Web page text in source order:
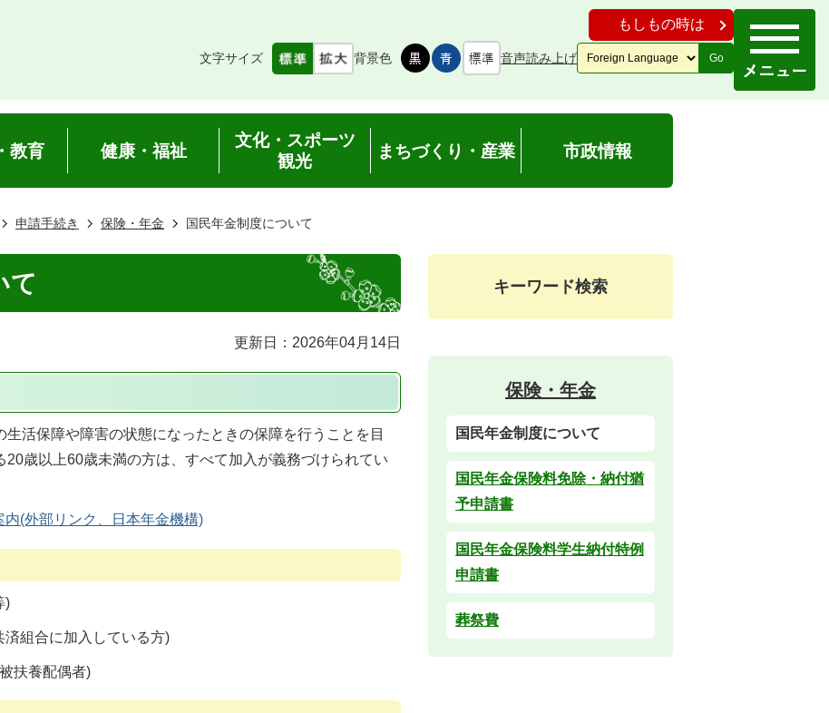
もしもの時は
文字サイズ 背景色 音声読み上げ Go
教育 健康・福祉
文化・スポーツ
観光
まちづくり・産業 市政情報
申請手続き 保険・年金 国民年金制度について
て
更新日：2026年04月14日
活保障や障害の状態になったときの保障を行うことを目
歳以上60歳未満の方は、すべて加入が義務づけられてい
(外部リンク、日本年金機構)
)
済組合に加入している方)
扶養配偶者)
キーワード検索
保険・年金
国民年金制度について
国民年金保険料免除・納付猶
予申請書
国民年金保険料学生納付特例
申請書
葬祭費